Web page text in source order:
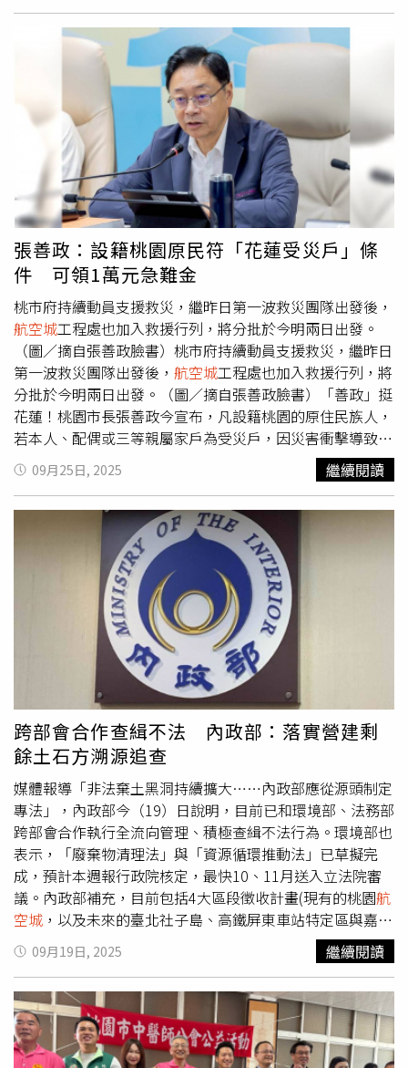
規劃。鄭桂林表示，「中悦八京」、「中悦栢軒」銷售成績
相當好，本來中悦在青埔的第3案也要規劃成住宅，但中悦
家族、已購客中有很多人是台商，很早時就有人討論中國將
起變化，台商陸續從中國撤出，資金流向台灣及東南亞，
2018年嗅到台商陸續要回國，因此中悦創辦人李兩平很快
就將該案改為商辦。鄭桂林表示，該案於2020年10月即預
售，2021年10月動工，2023年拿到使照，中間邊建邊售，
早就完銷。含店面84戶，總銷40多億元。進駐客戶有很多
上市櫃公司，有買整層的，有單戶的，1樓則有玉山銀行進
駐，「本來打算出租，沒有要出售，因為賣了一個老客戶
後，不少客戶也提出想要購買，最後不得不出售，很捨不
得。」不過中悦並沒有因此降低規格，「中悦ITC」以ESG
永續發展、節能減碳為理念，導入綠建築規範，並委由「和
家國際企業」整合開發多樣科技設備規劃，獨創設計「ESG
智慧微管理系統APP」，以即時環境監測、自動化管理控
制，達成節能減碳。鄭桂林舉例，以各戶門口設置的節電總
開關來說，下班時間隨手一次關閉全戶照明、與插座用電，
僅保留必要之伺服器、門禁供電，可節省全棟19層、概算
1000人/台個人電腦，每天下班時間14小時、每小時可節省
1W之待機耗電量，總計每月可節省420度KWH用電浪費
(1000台x14Hx1Wx30天=420,000WH)。在「中悦ITC」的廁
所洗手檯面，也看不見水龍頭開關，鄭桂林解釋，開關其實
設置在地上，腳踩給水控制水量，做到隨開隨停無浪費，省
水率達55.4%以上。以一般洗手方式每次用水2公升計，概
算每人每日上班使用洗手間4次，每次可節水約1.11公升，
則全棟每月可省水達133噸，約11台消防隊12噸級水庫車
(1.11公升x4次x1000人x30天=133,200公升)。鄭桂林也特別
介紹ESG智慧微管理系統APP，社區自有伺服器，資訊保密
度高，門禁通行辨識以QRCODE授權，手機一鍵即可儲值、
預約、扣值使用公設、咖啡廳訂餐及繳管理費，同時也可提
供陽光、空氣、水ESG數據管理，即時查閱公設空氣品質，
也配有防災偵測，地下室淹水感知連續警報。今年廠商陸續
進駐「中悦ITC」，據悉，2022年出售時每坪約40多萬元，
最後一戶出售單價已漲至57萬元，雖是最高價，但鄭桂林表
示，「如果現在賣，價格不會只有這樣，買這棟商辦的人，
是買到賺到！」負責「中悦ITC」的建築師林永發（左）及
八京建設總經理鄭桂林（右）。（圖／林榮芳攝）
張善政：設籍桃園原民符「花蓮受災戶」條
件 可領1萬元急難金
桃市府持續動員支援救災，繼昨日第一波救災團隊出發後，
航空城工程處也加入救援行列，將分批於今明兩日出發。
（圖／摘自張善政臉書）桃市府持續動員支援救災，繼昨日
第一波救災團隊出發後， 航空城工程處也加入救援行列，將
分批於今明兩日出發。（圖／摘自張善政臉書）「善政」挺
花蓮！桃園市長張善政今宣布，凡設籍桃園的原住民族人，
若本人、配偶或三等親屬家戶為受災戶，因災害衝擊導致工
作受影響、家戶生計陷入困境者，每戶核發1萬元急難救助
金，且從寬認定，不擾民，他也呼籲中央跟進一起規畫。張
善政解釋，急難救助金以簡化流程、從寬認定方式，讓救助
更快送達，減輕族人災後的經濟壓力，免附財力證明（如所
得清單等），只要檢附2至3張受災照片，或政府、村里長出
具的受災證明，每戶核發1萬元生活扶助金，希望幫助因災
害衝擊導致工作受影響、家戶生計陷入困境的桃園原住民族
人。張善政也直言，各縣市單獨做效果有限，呼籲中央一起
來規畫。張善政另提到，面對花蓮的急迫災情，市府持續動
員支援，繼昨日第一波救災團隊出發後，航空城
入救援行列，將分批於今明兩日出發，共計出動卡貨車3
輛、吊卡4輛、挖土機12部、鏟裝機1部，抽水機5部、發電
機2部、水車1部、連同廠商技術人員與同仁共38人，趕赴
花蓮投入救災，預計今晚8點，可先行派遣吊卡2輛、挖土機
2部、抽水機2部及11位人員抵達現場支援。另針對現場回
報的需求，明日上午也將再出動吸泥車等車輛與6位環保局
人力增派支援。張善政說，中央與各縣市對花蓮的援助陸續
到位，花蓮鄉親不孤單。「困難雖多，但我們只要齊心，就
能克服！」
09月25日, 2025 繼續閱讀
跨部會合作查緝不法 內政部：落實營建剩
餘土石方溯源追查
媒體報導「非法棄土黑洞持續擴大……內政部應從源頭制定
專法」，內政部今（19）日說明，目前已和環境部、法務部
跨部會合作執行全流向管理、積極查緝不法行為。環境部也
表示，「廢棄物清理法」與「資源循環推動法」已草擬完
成，預計本週報行政院核定，最快10、11月送入立法院審
議。內政部補充，目前包括4大區段徵收計畫(現有的桃園航
空城 ，以及未來的臺北社子島、高鐵屏東車站特定區與嘉義
縣擴大縣治開發區) 、6商港及工業區填海造陸(現有的臺北
港、及未來的臺中港、高雄港，及後續的彰濱工業區)，還
有7處填埋型土資場(基隆市、新竹縣、苗栗縣、彰化縣與雲
林縣)，預估可去化量逾15,110萬方，讓各縣市因工程建設
發展所產生之營建土石方能夠在地進行去化。內政部指出，
為提升土方流向管理強度，中央持續透過跨部會合作推動營
09月19日, 2025 繼續閱讀